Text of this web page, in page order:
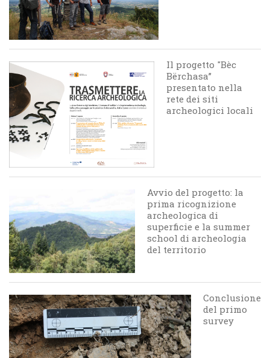
Il progetto "Bèc
Bërchasa”
presentato nella
rete dei siti
archeologici locali
Avvio del progetto: la
prima ricognizione
archeologica di
superficie e la summer
school di archeologia
del territorio
Conclusione
del primo
survey